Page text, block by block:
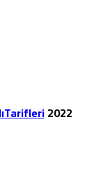
2022